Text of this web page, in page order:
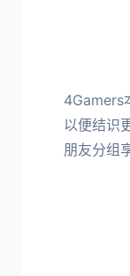
4Gamers
以便结识
朋友分组